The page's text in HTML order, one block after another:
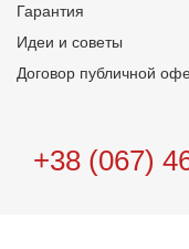
Гарантия
Идеи и советы
Договор публичной
+38 (067)